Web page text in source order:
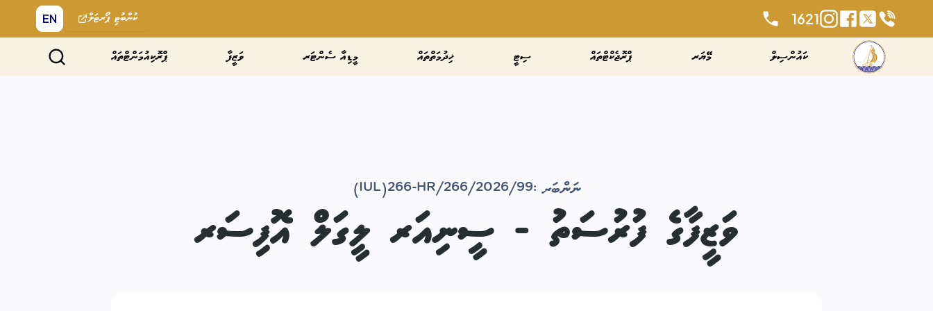
1621 ކުންބުޓި ޕޯރޓަލް EN
ކައުންސިލް މޭޔަރ ޕްރޮޖެކްޓްތައް ސިޓީ ޚިދުމަތްތައް މީޑިއާ ސެންޓަރ ވަޒީފާ ޕްރޮކިއުމަންޓްތައް
ނަންބަރ :(IUL)266-HR/266/2026/99
ވަޒީފާގެ ފުރުސަތު - ސީނިއަރ ލީގަލް އޮފިސަރ